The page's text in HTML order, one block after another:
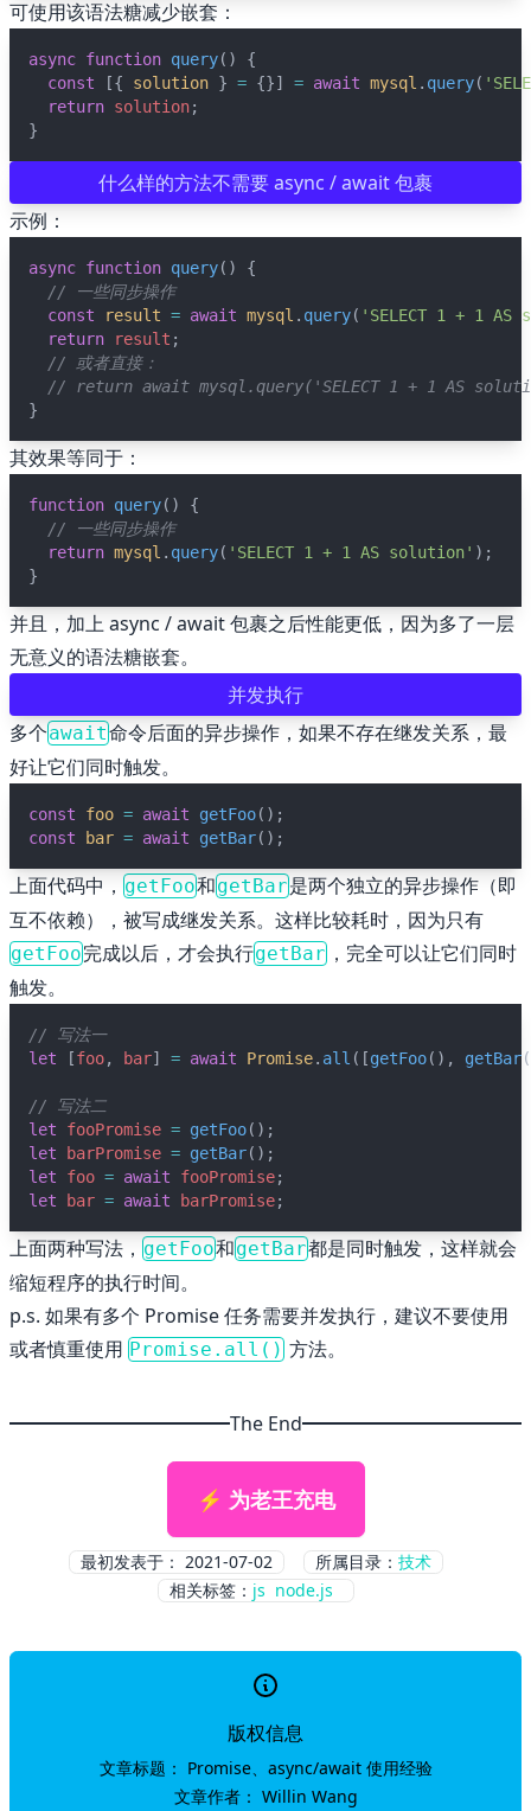
可使用该语法糖减少嵌套：
async function query() {
const [{ solution } = {}] = await mysql . query(
return solution;
}
什么样的方法不需要 async / await 包裹
示例：
async function query() {
// 一些同步操作
const
result = await mysql . query( 'SELECT 1 + 1
return
result ;
// 或者直接：
// return await mysql.query('SELECT 1 + 1 AS
}
其效果等同于：
function query() {
// 一些同步操作
return mysql . query( 'SELECT 1 + 1 AS solution' );
}
并且，加上 async / await 包裹之后性能更低，因为多了一层
无意义的语法糖嵌套。
并发执行
多个await命令后面的异步操作，如果不存在继发关系，最
好让它们同时触发。
const foo = await getFoo();
const
bar = await getBar();
上面代码中， getFoo和getBar是两个独立的异步操作（即
互不依赖），被写成继发关系。这样比较耗时，因为只有
getFoo完成以后，才会执行getBar ，完全可以让它们同时
触发。
// 写法一
let [foo, bar] = await Promise. all ([getFoo(), getBar
// 写法二
let
fooPromise = getFoo();
let
barPromise = getBar();
let
foo = await fooPromise;
let
bar = await barPromise;
上面两种写法， getFoo和getBar都是同时触发，这样就会
缩短程序的执行时间。
p.s. 如果有多个 Promise 任务需要并发执行，建议不要使用
或者慎重使用 Promise.all() 方法。
The End
⚡ 为老王充电
最初发表于： 2021-07-02 所属目录： 技术
相关标签： js node.js
版权信息
文章标题： Promise、async/await 使用经验
文章作者： Willin Wang